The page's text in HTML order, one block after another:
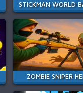
ZOMBIE SNIPER